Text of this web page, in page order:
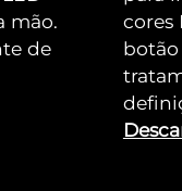
mão.
de
cores
botão